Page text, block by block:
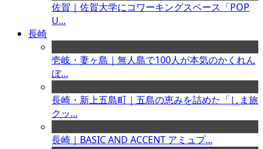
佐賀｜佐賀大学にコワーキングスペース「POP
U...
長崎
壱岐・妻ヶ島｜無人島で100人が本気のかくれん
ぼ...
長崎・新上五島町｜五島の恵みを詰めた「しま旅
クッ...
長崎｜BASIC AND ACCENT アミュプ...